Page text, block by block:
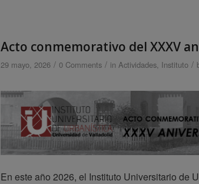
Acto conmemorativo del XXXV
29 mayo, 2026 / 0 Comments / in Actividades Instituto /
En este año 2026, el Instituto Universitario de